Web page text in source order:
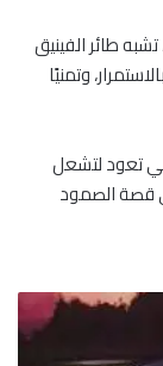
طائر الفينيق
وتمنيًا
تعود لتشعل
قصة الصمود